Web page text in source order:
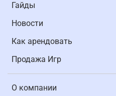
Гайды
Новости
Как арендовать
Продажа Игр
О компании